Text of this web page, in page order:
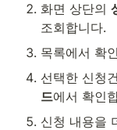
화면 상단의
조회합니다.
목록에서 확
선택한 신청
드에서 확인
신청 내용을